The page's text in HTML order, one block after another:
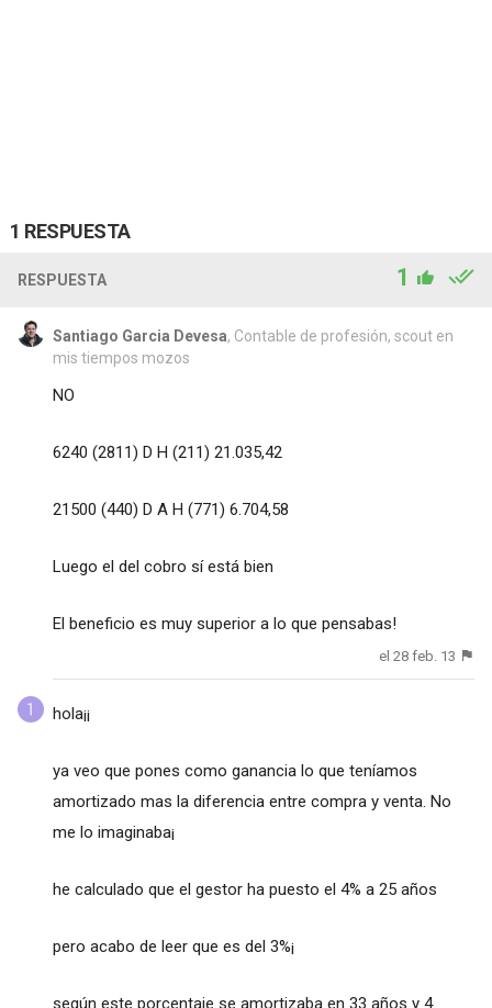
1 RESPUESTA
RESPUESTA 1
Santiago Garcia Devesa, Contable de profesión, scout en
mis tiempos mozos
NO
6240 (2811) D H (211) 21.035,42
21500 (440) D A H (771) 6.704,58
Luego el del cobro sí está bien
El beneficio es muy superior a lo que pensabas!
el 28 feb. 13
hola¡¡
ya veo que pones como ganancia lo que teníamos
amortizado mas la diferencia entre compra y venta. No
me lo imaginaba¡
he calculado que el gestor ha puesto el 4% a 25 años
pero acabo de leer que es del 3%¡
según este porcentaje se amortizaba en 33 años y 4